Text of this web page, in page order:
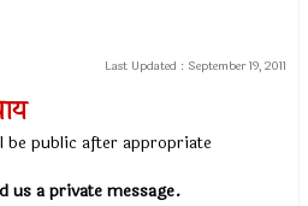
Last Updated : September 19, 2011
public after appropriate
us a private message.